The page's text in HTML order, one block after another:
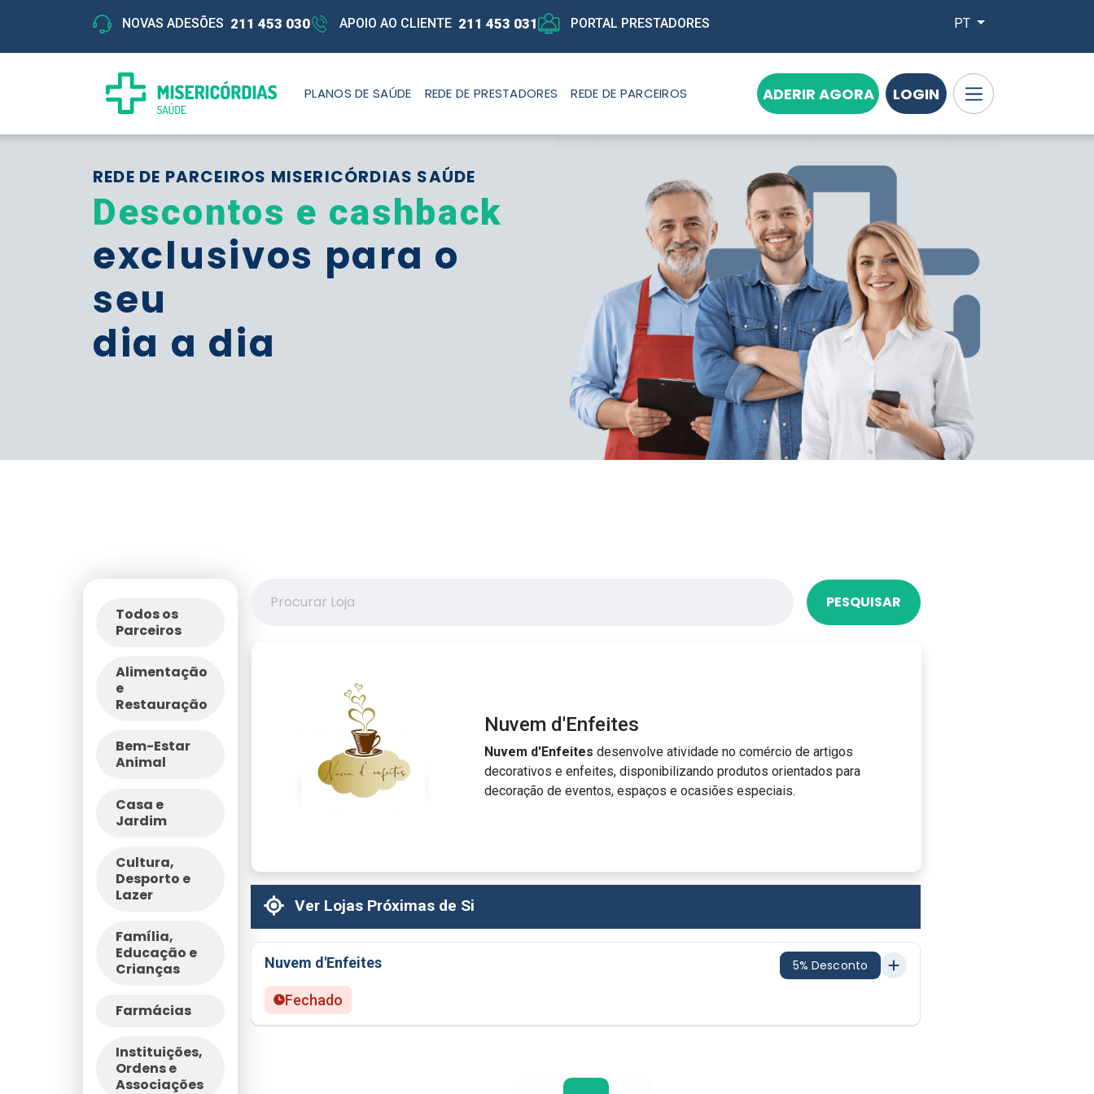
NOVAS ADESÕES 211 453 030 APOIO AO CLIENTE 211 453 031 PORTAL PRESTADORES PT
PLANOS DE SAÚDE REDE DE PRESTADORES REDE DE PARCEIROS ADERIR AGORA LOGIN
REDE DE PARCEIROS MISERICÓRDIAS SAÚDE
Descontos e cashback
exclusivos para o
seu
dia a dia
Todos os
Parceiros
Alimentação
e
Restauração
Bem-Estar
Animal
Casa e
Jardim
Cultura,
Desporto e
Lazer
Família,
Educação e
Crianças
Farmácias
Instituições,
Ordens e
Associações
PESQUISAR
Nuvem d'Enfeites
Nuvem d'Enfeites desenvolve atividade no comércio de artigos
decorativos e enfeites, disponibilizando produtos orientados para
decoração de eventos, espaços e ocasiões especiais.
Ver Lojas Próximas de Si
Nuvem d'Enfeites 5% Desconto
Fechado